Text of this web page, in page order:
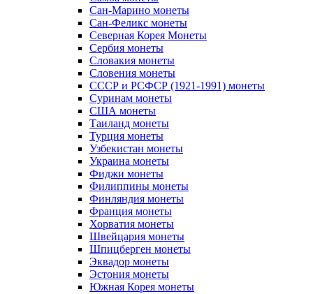
Сан-Марино монеты
Сан-Феликс монеты
Северная Корея Монеты
Сербия монеты
Словакия монеты
Словения монеты
СССР и РСФСР (1921-1991) монеты
Суринам монеты
США монеты
Таиланд монеты
Турция монеты
Узбекистан монеты
Украина монеты
Фиджи монеты
Филиппины монеты
Финляндия монеты
Франция монеты
Хорватия монеты
Швейцария монеты
Шпицберген монеты
Эквадор монеты
Эстония монеты
Южная Корея монеты